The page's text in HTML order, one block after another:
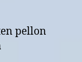
pellon